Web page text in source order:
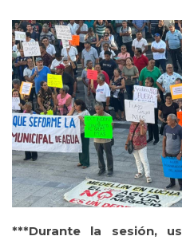
***Durante la sesión,